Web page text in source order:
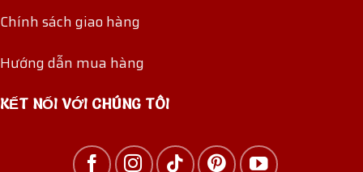
Chính sách giao hàng
Hướng dẫn mua hàng
KẾT NỐI VỚI CHÚNG TÔI